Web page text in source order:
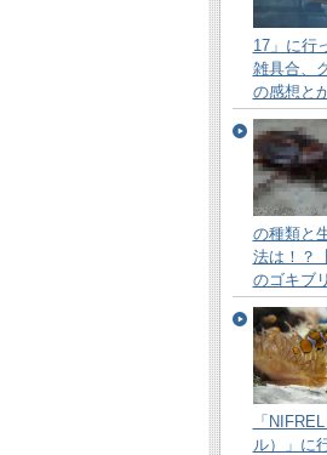
17」に行
雑具合、
の感想とか
の種類と
法は！？
のゴキブリ
「
ル）」に